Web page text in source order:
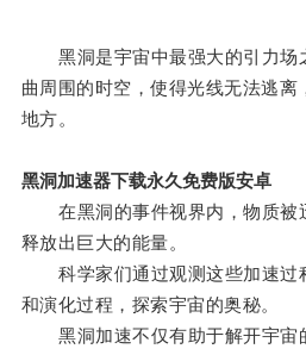
黑洞是宇宙中最强大的引力场
曲周围的时空，使得光线无法逃离
地方。
黑洞加速器下载永久免费版安卓
在黑洞的事件视界内，物质被
释放出巨大的能量。
科学家们通过观测这些加速过
和演化过程，探索宇宙的奥秘。
黑洞加速不仅有助于解开宇宙